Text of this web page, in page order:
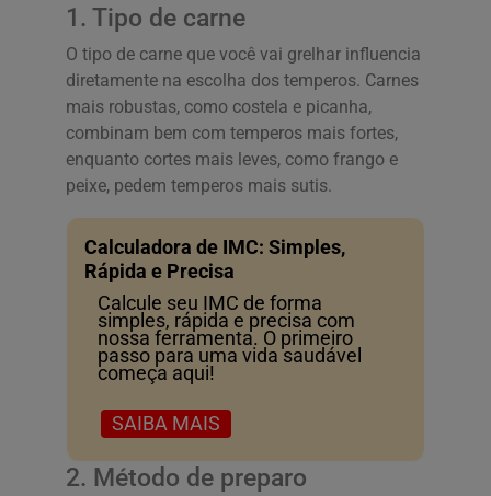
1. Tipo de carne
O tipo de carne que você vai grelhar influencia
diretamente na escolha dos temperos. Carnes
mais robustas, como costela e picanha,
combinam bem com temperos mais fortes,
enquanto cortes mais leves, como frango e
peixe, pedem temperos mais sutis.
Calculadora de IMC: Simples,
Rápida e Precisa
Calcule seu IMC de forma
simples, rápida e precisa com
nossa ferramenta. O primeiro
passo para uma vida saudável
começa aqui!
SAIBA MAIS
2. Método de preparo